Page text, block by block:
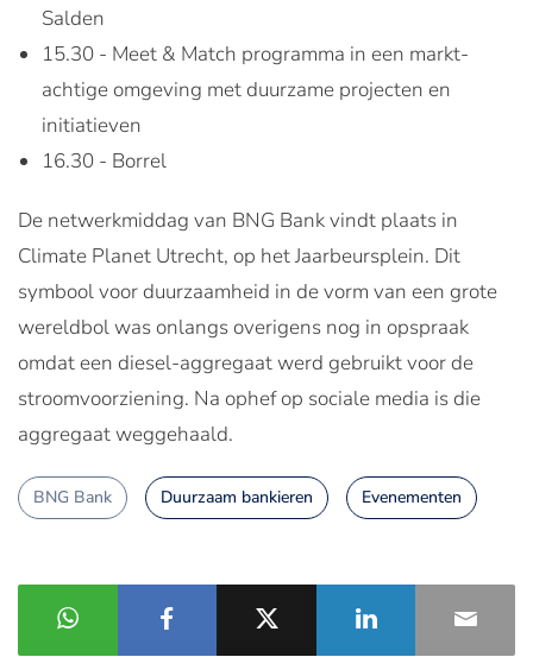
Salden
15.30 - Meet & Match programma in een markt-
achtige omgeving met duurzame projecten en
initiatieven
16.30 - Borrel
De netwerkmiddag van BNG Bank vindt plaats in
Climate Planet Utrecht, op het Jaarbeursplein. Dit
symbool voor duurzaamheid in de vorm van een grote
wereldbol was onlangs overigens nog in opspraak
omdat een diesel-aggregaat werd gebruikt voor de
stroomvoorziening. Na ophef op sociale media is die
aggregaat weggehaald.
BNG Bank Duurzaam bankieren Evenementen